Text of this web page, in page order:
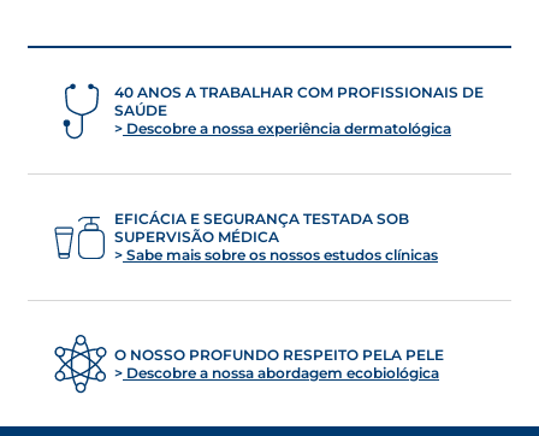
Opta por produtos de limpeza hidratantes,
necessário, mais nutritivos — como leites,
cremes, bálsamos, pomadas ou óleos,
dependendo da zona e do grau de secura.
cutânea danificada.
efeito de secura provocado pelo cloro.
40 ANOS A TRABALHAR COM PROFISSIONAIS DE
SAÚDE
Descobre a nossa experiência dermatológica
EFICÁCIA E SEGURANÇA TESTADA SOB
SUPERVISÃO MÉDICA
Sabe mais sobre os nossos estudos clínicas
O NOSSO PROFUNDO RESPEITO PELA PELE
Descobre a nossa abordagem ecobiológica